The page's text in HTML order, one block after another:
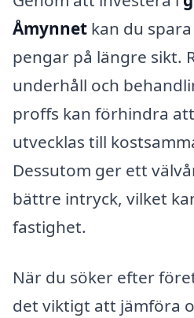
Åmynnet kan du
pengar på längre sikt.
underhåll och
proffs kan förhindra
utvecklas till
Dessutom ger ett
bättre intryck, vilket
fastighet.
När du söker efter
det viktigt att jämföra